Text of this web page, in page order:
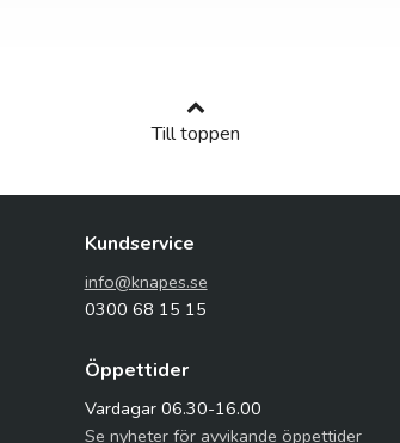
Till toppen
Kundservice
info@knapes.se
0300 68 15 15
Öppettider
Vardagar 06.30-16.00
Se nyheter för avvikande öppettider